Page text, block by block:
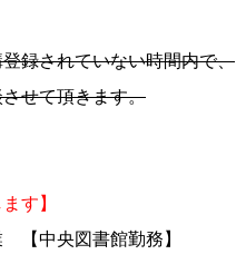
録されていない時間内で、
せて頂きます。
す】
【中央図書館勤務】